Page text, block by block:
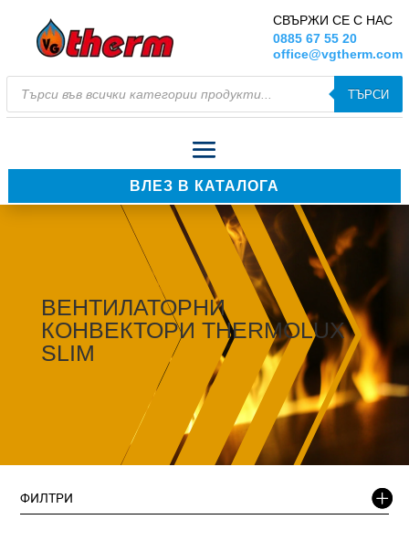
СВЪРЖИ СЕ С НАС
0885 67 55 20
office@vgtherm.com
Products
search
ТЪРСИ
ВЛЕЗ В КАТАЛОГА
ВЕНТИЛАТОРНИ
КОНВЕКТОРИ THERMOLUX
SLIM
ФИЛТРИ